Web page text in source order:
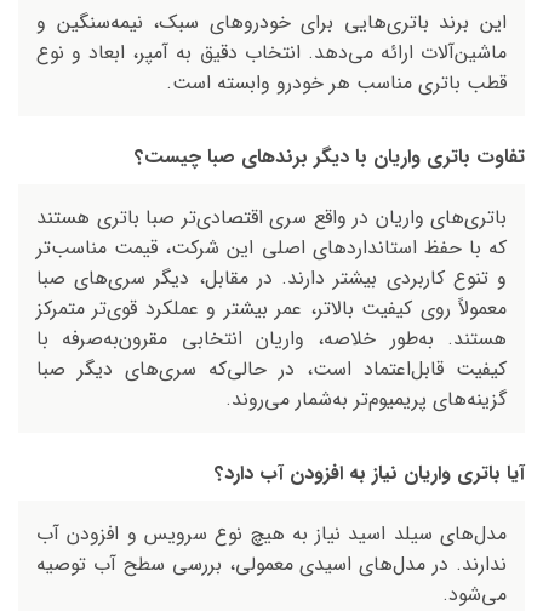
این برند باتری‌هایی برای خودروهای سبک، نیمه‌سنگین و
ماشين‌آلات ارائه می‌دهد. انتخاب دقیق به آمپر، ابعاد و نوع
قطب باتری مناسب هر خودرو وابسته است.
تفاوت باتری واریان با دیگر برندهای صبا چیست؟
باتری‌های واریان در واقع سری اقتصادی‌تر صبا باتری هستند
که با حفظ استانداردهای اصلی این شرکت، قیمت مناسب‌تر
و تنوع کاربردی بیشتر دارند. در مقابل، دیگر سری‌های صبا
معمولاً روی کیفیت بالاتر، عمر بیشتر و عملکرد قوی‌تر متمرکز
هستند. به‌طور خلاصه، واریان انتخابی مقرون‌به‌صرفه با
کیفیت قابل‌اعتماد است، در حالی‌که سری‌های دیگر صبا
گزینه‌های پریمیوم‌تر به‌شمار می‌روند.
آیا باتری واریان نیاز به افزودن آب دارد؟
مدل‌های سیلد اسید نیاز به هیچ نوع سرویس و افزودن آب
ندارند. در مدل‌های اسیدی معمولی، بررسی سطح آب توصیه
می‌شود.